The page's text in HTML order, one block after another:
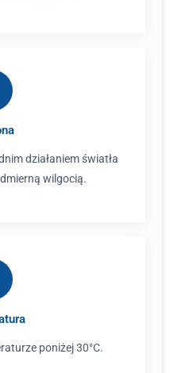
działaniem światła
wilgocią.
poniżej 30°C.